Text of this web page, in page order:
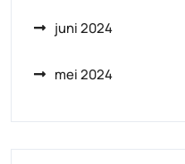
juni 2024
mei 2024